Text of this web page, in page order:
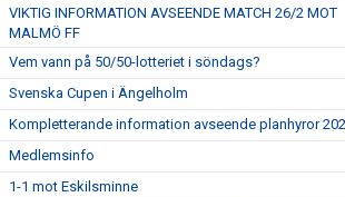
VIKTIG INFORMATION AVSEENDE MATCH 26/2 MOT
MALMÖ FF
Vem vann på 50/50-lotteriet i söndags?
Svenska Cupen i Ängelholm
Kompletterande information avseende planhyror
Medlemsinfo
1-1 mot Eskilsminne